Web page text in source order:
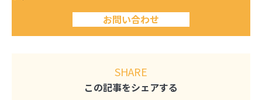
お問い合わせ
SHARE
この記事をシェアする